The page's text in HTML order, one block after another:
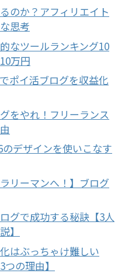
のか？アフィリエイト
思考
なツールランキング10
万円
ポイ活ブログを収益化
をやれ！フリーランス
のデザインを使いこなす
リーマンへ！】ブログ
グで成功する秘訣【3人
】
はぶっちゃけ難しい
の理由】